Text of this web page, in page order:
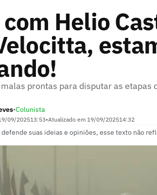
com Helio
prontas para disputar as etapas
•Colunista
09/202513:53•Atualizado em 19/09/202514:32
suas ideias e opiniões, esse texto não